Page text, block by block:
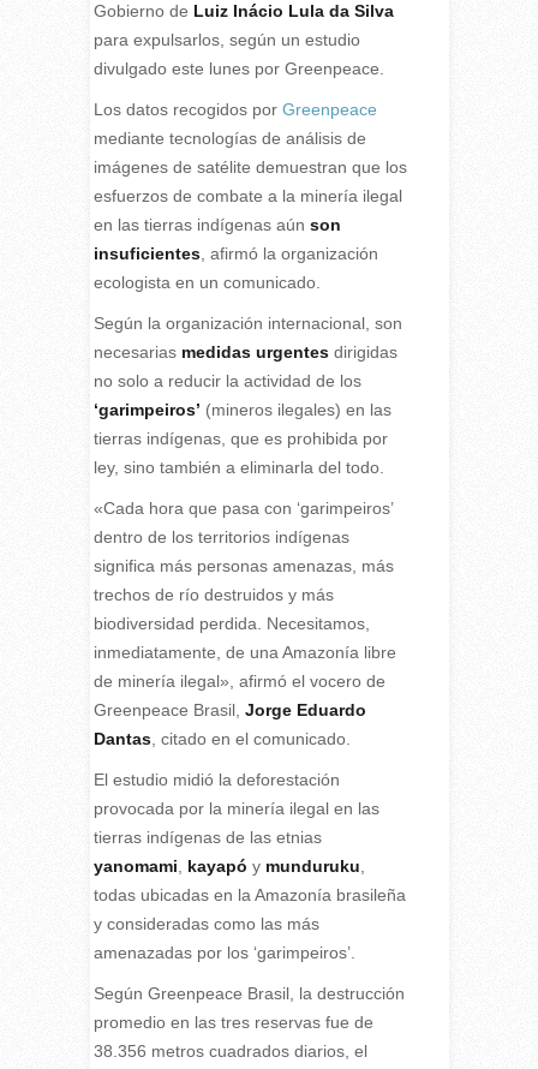
Gobierno de Luiz Inácio Lula da Silva
para expulsarlos, según un estudio
divulgado este lunes por Greenpeace.
Los datos recogidos por Greenpeace
mediante tecnologías de análisis de
imágenes de satélite demuestran que los
esfuerzos de combate a la minería ilegal
en las tierras indígenas aún son
insuficientes, afirmó la organización
ecologista en un comunicado.
Según la organización internacional, son
necesarias medidas urgentesdirigidas
no solo a reducir la actividad de los
‘garimpeiros’ (mineros ilegales) en las
tierras indígenas, que es prohibida por
ley, sino también a eliminarla del todo.
«Cada hora que pasa con ‘garimpeiros’
dentro de los territorios indígenas
significa más personas amenazas, más
trechos de río destruidos y más
biodiversidad perdida. Necesitamos,
inmediatamente, de una Amazonía libre
de minería ilegal», afirmó el vocero de
Greenpeace Brasil, Jorge Eduardo
Dantas, citado en el comunicado.
El estudio midió la deforestación
provocada por la minería ilegal en las
tierras indígenas de las etnias
yanomami
kayapó y munduruku
todas ubicadas en la Amazonía brasileña
y consideradas como las más
amenazadas por los ‘garimpeiros’.
Según Greenpeace Brasil, la destrucción
promedio en las tres reservas fue de
38.356 metros cuadrados diarios, el